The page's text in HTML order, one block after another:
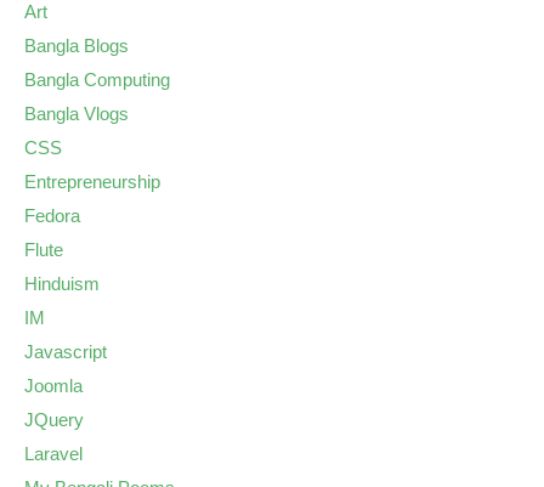
Art
Bangla Blogs
Bangla Computing
Bangla Vlogs
CSS
Entrepreneurship
Fedora
Flute
Hinduism
IM
Javascript
Joomla
JQuery
Laravel